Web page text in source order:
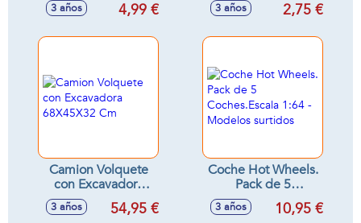
3 años 4,99 €
escala 1:64 -
3 años 2,75 €
Camion Volquete
con Excavadora
68X45X32 Cm
3 años 54,95 €
Coche Hot Wheels.
Pack de 5
Coches.Escala 1:64
- Modelos surtidos
3 años 10,95 €